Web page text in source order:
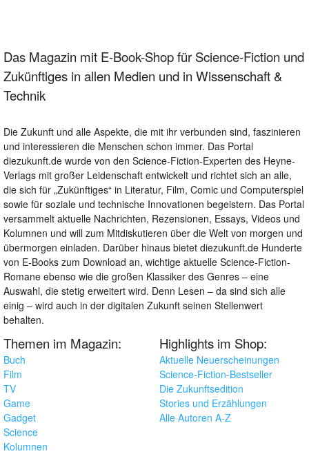
Das Magazin mit E-Book-Shop für Science-Fiction und
Zukünftiges in allen Medien und in Wissenschaft &
Technik
Die Zukunft und alle Aspekte, die mit ihr verbunden sind, faszinieren
und interessieren die Menschen schon immer. Das Portal
diezukunft.de wurde von den Science-Fiction-Experten des Heyne-
Verlags mit großer Leidenschaft entwickelt und richtet sich an alle,
die sich für „Zukünftiges“ in Literatur, Film, Comic und Computerspiel
sowie für soziale und technische Innovationen begeistern. Das Portal
versammelt aktuelle Nachrichten, Rezensionen, Essays, Videos und
Kolumnen und will zum Mitdiskutieren über die Welt von morgen und
übermorgen einladen. Darüber hinaus bietet diezukunft.de Hunderte
von E-Books zum Download an, wichtige aktuelle Science-Fiction-
Romane ebenso wie die großen Klassiker des Genres – eine
Auswahl, die stetig erweitert wird. Denn Lesen – da sind sich alle
einig – wird auch in der digitalen Zukunft seinen Stellenwert
behalten.
Themen im Magazin:
Buch
Film
TV
Game
Gadget
Science
Kolumnen
Highlights im Shop:
Aktuelle Neuerscheinungen
Science-Fiction-Bestseller
Die Zukunftsedition
Stories und Erzählungen
Alle Autoren A-Z